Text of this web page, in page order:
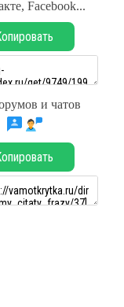
Facebook...
и чатов